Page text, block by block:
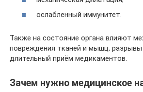
ослабленный иммунитет.
Также на состояние органа влияют
повреждения тканей и мышц, разрывы
длительный приём медикаментов.
Зачем нужно медицинское